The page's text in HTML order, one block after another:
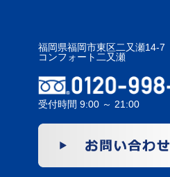
福岡県福岡市東区二又瀬14-7
コンフォート二又瀬
受付時間 9:00 ～ 21:00